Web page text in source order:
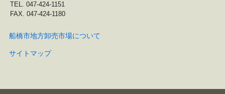
TEL. 047-424-1151
FAX. 047-424-1180
船橋市地方卸売市場について
サイトマップ